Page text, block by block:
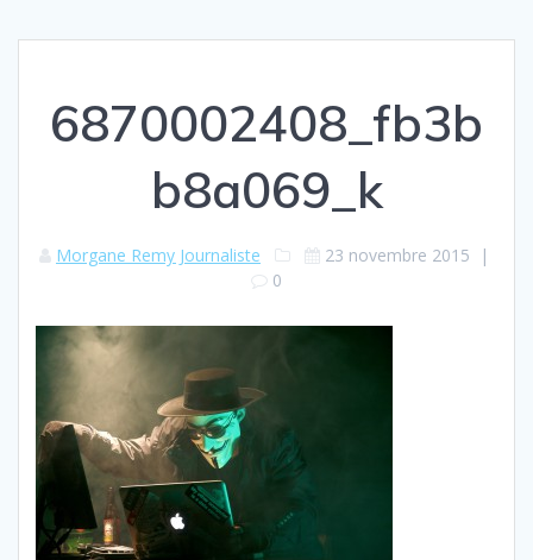
6870002408_fb3b
b8a069_k
Morgane Remy Journaliste 23 novembre 2015 |
0